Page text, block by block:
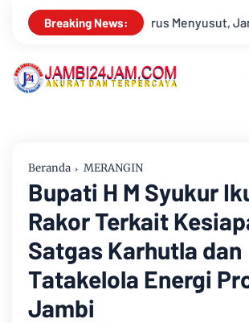
Breaking News:
Krisis Air Bersih dan Karhutla
Beranda MERANGIN
Bupati H M Syukur
Rakor Terkait
Satgas Karhutla dan
Tatakelola Energi
Jambi